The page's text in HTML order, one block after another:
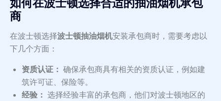
如何在波士顿选择合适的抽油烟机承包
商
在波士顿选择波士顿抽油烟机安装承包商时，需要考虑以
下几个方面：
资质认证： 确保承包商具有相关的资质认证，例如建
筑许可证、保险等。
经验： 选择经验丰富的承包商，他们对波士顿地区的